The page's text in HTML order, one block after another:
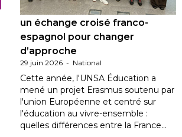
Éducation au vivre-ensemble :
un échange croisé franco-
espagnol pour changer
d’approche
29 juin 2026 - National
Cette année, l'UNSA Éducation a
mené un projet Erasmus soutenu par
l'union Européenne et centré sur
l'éducation au vivre-ensemble :
quelles différences entre la France…